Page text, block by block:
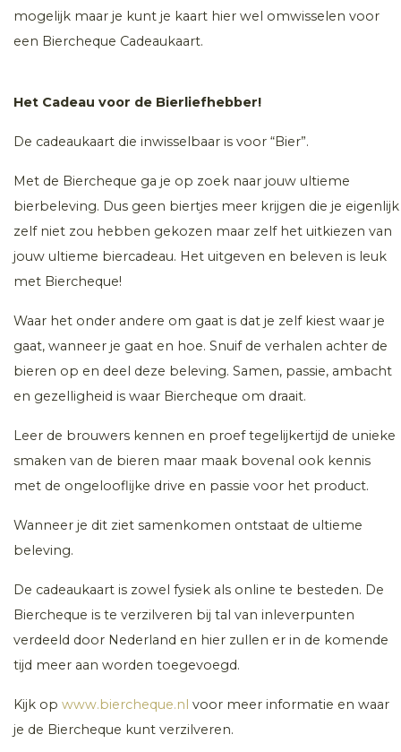
mogelijk maar je kunt je kaart hier wel omwisselen voor
een Biercheque Cadeaukaart.
Het Cadeau voor de Bierliefhebber!
De cadeaukaart die inwisselbaar is voor “Bier”.
Met de Biercheque ga je op zoek naar jouw ultieme
bierbeleving. Dus geen biertjes meer krijgen die je eigenlijk
zelf niet zou hebben gekozen maar zelf het uitkiezen van
jouw ultieme biercadeau. Het uitgeven en beleven is leuk
met Biercheque!
Waar het onder andere om gaat is dat je zelf kiest waar je
gaat, wanneer je gaat en hoe. Snuif de verhalen achter de
bieren op en deel deze beleving. Samen, passie, ambacht
en gezelligheid is waar Biercheque om draait.
Leer de brouwers kennen en proef tegelijkertijd de unieke
smaken van de bieren maar maak bovenal ook kennis
met de ongelooflijke drive en passie voor het product.
Wanneer je dit ziet samenkomen ontstaat de ultieme
beleving.
De cadeaukaart is zowel fysiek als online te besteden. De
Biercheque is te verzilveren bij tal van inleverpunten
verdeeld door Nederland en hier zullen er in de komende
tijd meer aan worden toegevoegd.
Kijk op www.biercheque.nl voor meer informatie en waar
je de Biercheque kunt verzilveren.